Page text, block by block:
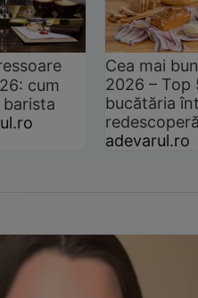
cum
Cea mai
2026 –
bucătăria
adevarul.ro